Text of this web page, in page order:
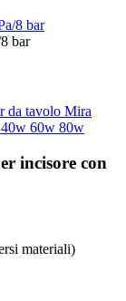
bar
incisore con
materiali)